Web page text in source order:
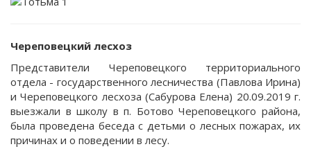
Череповецкий лесхоз
Представители Череповецкого территориального
отдела - государственного лесничества (Павлова Ирина)
и Череповецкого лесхоза (Сабурова Елена) 20.09.2019 г.
выезжали в школу в п. Ботово Череповецкого района,
была проведена беседа с детьми о лесных пожарах, их
причинах и о поведении в лесу.